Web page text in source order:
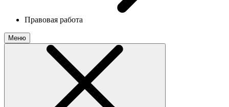
Правовая работа
Меню